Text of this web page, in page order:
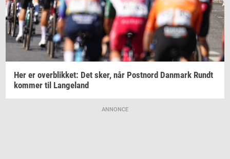
Her er over­blik­ket: Det sker, når Po­st­n­ord Dan­mark Rundt
kom­mer til Lan­geland
ANNONCE